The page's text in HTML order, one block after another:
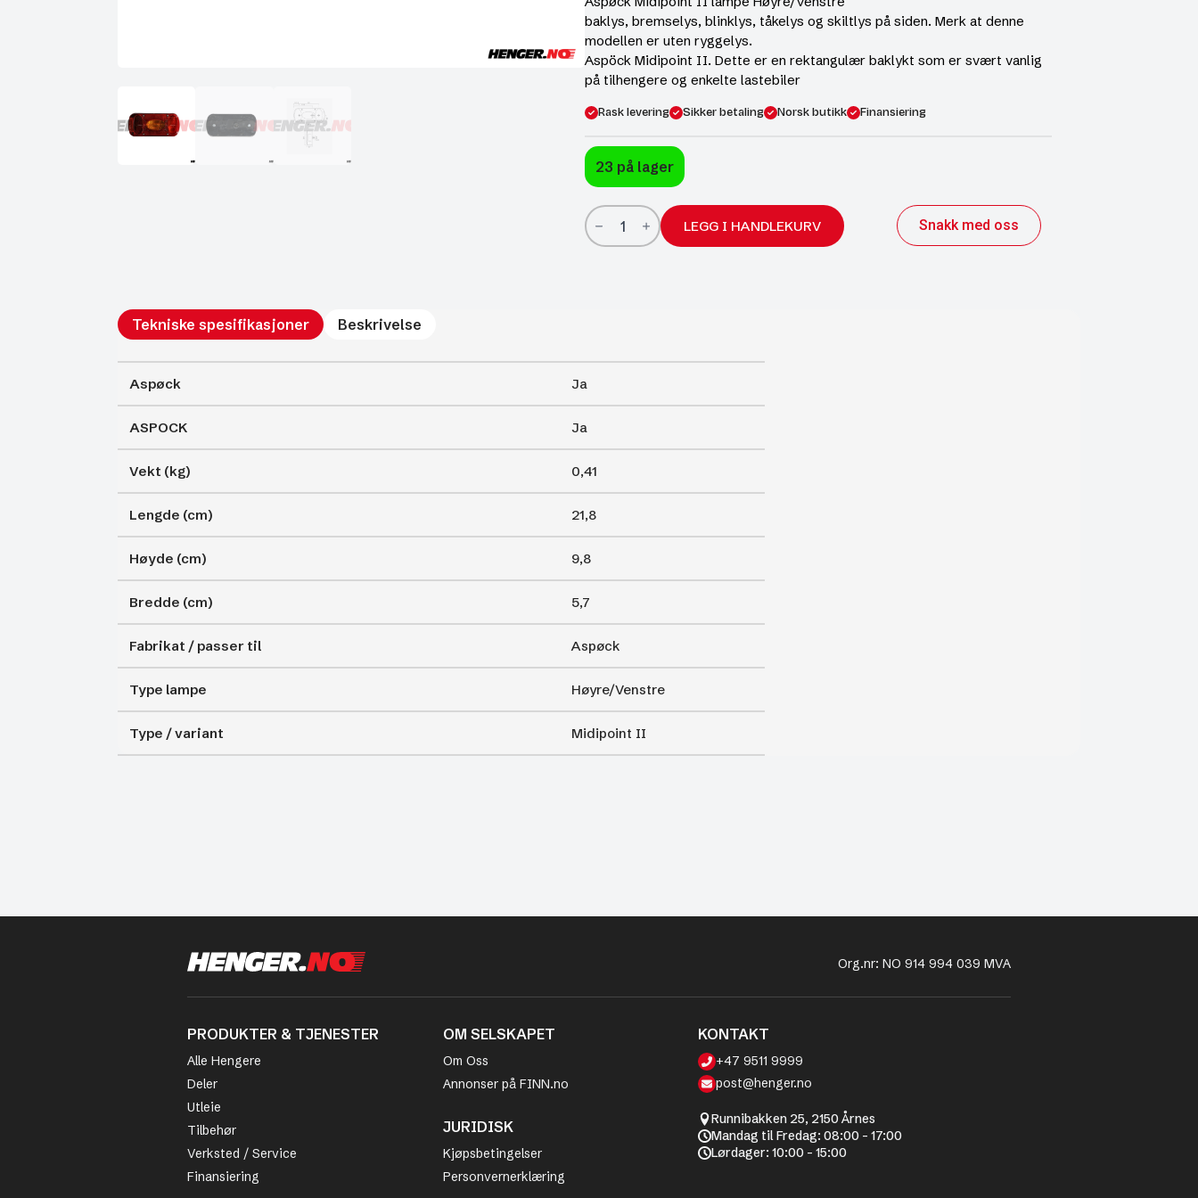
baklys, bremselys, blinklys, tåkelys og skiltlys på siden. Merk at denne
modellen er uten ryggelys.
Aspöck Midipoint II. Dette er en rektangulær baklykt som er svært vanlig
på tilhengere og enkelte lastebiler
Rask levering Sikker betaling Norsk butikk Finansiering
23 på lager
Aspøck
Midipoint
II
LEGG I HANDLEKURV Snakk med oss
Tekniske spesifikasjoner Beskrivelse
Aspøck Ja
ASPOCK Ja
Vekt (kg) 0,41
Lengde (cm) 21,8
Høyde (cm) 9,8
Bredde (cm) 5,7
Fabrikat / passer til Aspøck
Type lampe Høyre/Venstre
Type / variant Midipoint II
Org.nr: NO 914 994 039 MVA
PRODUKTER & TJENESTER
Alle Hengere
Deler
Utleie
Tilbehør
Verksted / Service
Finansiering
OM SELSKAPET
Om Oss
Annonser på FINN.no
JURIDISK
Kjøpsbetingelser
Personvernerklæring
KONTAKT
+47 9511 9999
post@henger.no
Runnibakken 25, 2150 Årnes
Mandag til Fredag: 08:00 - 17:00
Lørdager: 10:00 - 15:00